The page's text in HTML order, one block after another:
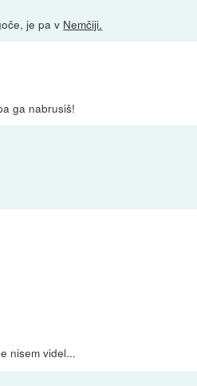
je pa v Nemčiji.
ga nabrusiš!
nisem videl...